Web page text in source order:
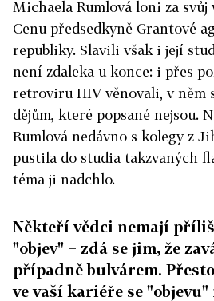
Michaela Rumlová loni za svůj
Cenu předsedkyně Grantové
republiky. Slavili však i její
není zdaleka u konce: i přes
retroviru HIV věnovali, v něm
dějům, které popsané nejsou.
Rumlová nedávno s kolegy z
pustila do studia takzvaných
téma ji nadchlo.
Někteří vědci nemají
"objev" − zdá se jim, že
případně bulvárem.
ve vaší kariéře se